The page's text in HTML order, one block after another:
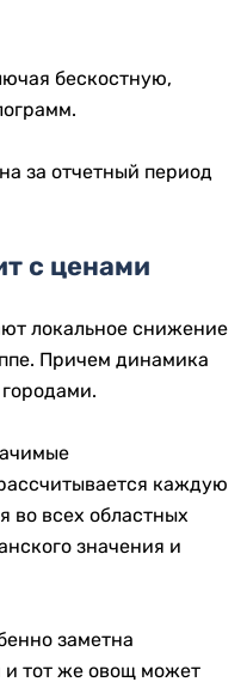
бескостную,
за отчетный период
с ценами
локальное снижение
Причем динамика
каждую
во всех областных
значения и
заметна
и тот же овощ может